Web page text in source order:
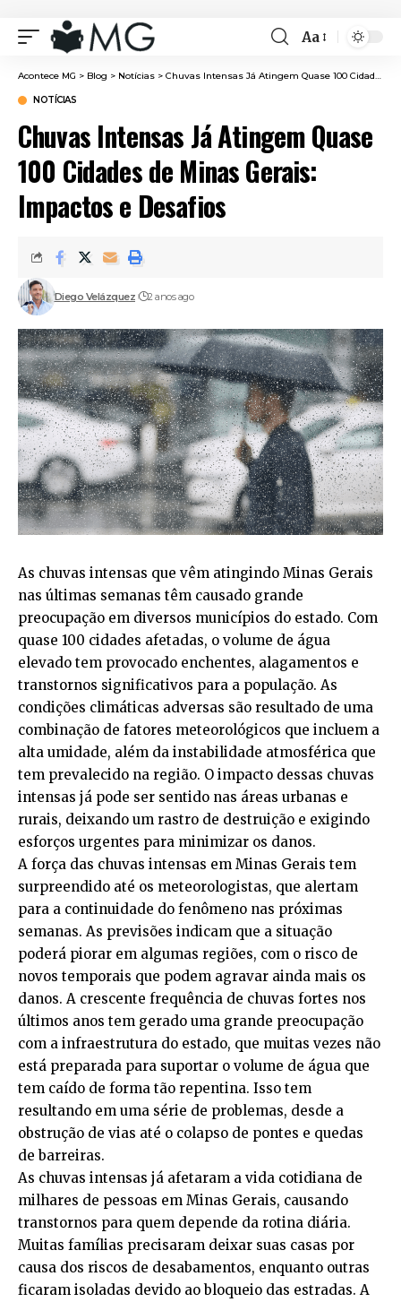
Font
Resizer
Aa
Acontece MG > Blog > Notícias > Chuvas Intensas Já Atingem Quase 100 Cidades de Minas Gerais: Impactos e Desafios
NOTÍCIAS
Chuvas Intensas Já Atingem Quase
100 Cidades de Minas Gerais:
Impactos e Desafios
Diego Velázquez 2 anos ago
As chuvas intensas que vêm atingindo Minas Gerais
nas últimas semanas têm causado grande
preocupação em diversos municípios do estado. Com
quase 100 cidades afetadas, o volume de água
elevado tem provocado enchentes, alagamentos e
transtornos significativos para a população. As
condições climáticas adversas são resultado de uma
combinação de fatores meteorológicos que incluem a
alta umidade, além da instabilidade atmosférica que
tem prevalecido na região. O impacto dessas chuvas
intensas já pode ser sentido nas áreas urbanas e
rurais, deixando um rastro de destruição e exigindo
esforços urgentes para minimizar os danos.
A força das chuvas intensas em Minas Gerais tem
surpreendido até os meteorologistas, que alertam
para a continuidade do fenômeno nas próximas
semanas. As previsões indicam que a situação
poderá piorar em algumas regiões, com o risco de
novos temporais que podem agravar ainda mais os
danos. A crescente frequência de chuvas fortes nos
últimos anos tem gerado uma grande preocupação
com a infraestrutura do estado, que muitas vezes não
está preparada para suportar o volume de água que
tem caído de forma tão repentina. Isso tem
resultando em uma série de problemas, desde a
obstrução de vias até o colapso de pontes e quedas
de barreiras.
As chuvas intensas já afetaram a vida cotidiana de
milhares de pessoas em Minas Gerais, causando
transtornos para quem depende da rotina diária.
Muitas famílias precisaram deixar suas casas por
causa dos riscos de desabamentos, enquanto outras
ficaram isoladas devido ao bloqueio das estradas. A